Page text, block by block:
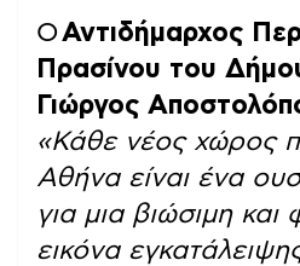
ΟΑντιδήμαρχος
Πρασίνου του
Γιώργος
«Κάθε νέος χώρος
Αθήνα είναι ένα
για μια βιώσιμη και
εικόνα